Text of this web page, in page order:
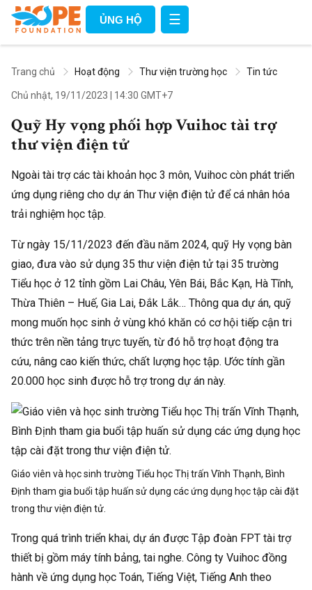
ỦNG HỘ ☰
Trang chủ Hoạt động Thư viện trường học Tin tức
Chủ nhật, 19/11/2023 14:30 GMT+7
Quỹ Hy vọng phối hợp Vuihoc tài trợ
thư viện điện tử
Ngoài tài trợ các tài khoản học 3 môn, Vuihoc còn phát triển
ứng dụng riêng cho dự án Thư viện điện tử để cá nhân hóa
trải nghiệm học tập.
Từ ngày 15/11/2023 đến đầu năm 2024, quỹ Hy vọng bàn
giao, đưa vào sử dụng 35 thư viện điện tử tại 35 trường
Tiểu học ở 12 tỉnh gồm Lai Châu, Yên Bái, Bắc Kạn, Hà Tĩnh,
Thừa Thiên – Huế, Gia Lai, Đắk Lắk… Thông qua dự án, quỹ
mong muốn học sinh ở vùng khó khăn có cơ hội tiếp cận tri
thức trên nền tảng trực tuyến, từ đó hỗ trợ hoạt động tra
cứu, nâng cao kiến thức, chất lượng học tập. Ước tính gần
20.000 học sinh được hỗ trợ trong dự án này.
Giáo viên và học sinh trường Tiểu học Thị trấn Vĩnh Thạnh, Bình
Định tham gia buổi tập huấn sử dụng các ứng dụng học tập cài đặt
trong thư viện điện tử.
Trong quá trình triển khai, dự án được Tập đoàn FPT tài trợ
thiết bị gồm máy tính bảng, tai nghe. Công ty Vuihoc đồng
hành về ứng dụng học Toán, Tiếng Việt, Tiếng Anh theo